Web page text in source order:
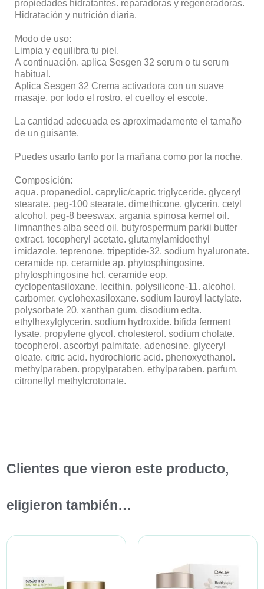
propiedades hidratantes. reparadoras y regeneradoras.
Hidratación y nutrición diaria.
Modo de uso:
Limpia y equilibra tu piel.
A continuación. aplica Sesgen 32 serum o tu serum
habitual.
Aplica Sesgen 32 Crema activadora con un suave
masaje. por todo el rostro. el cuelloy el escote.
La cantidad adecuada es aproximadamente el tamaño
de un guisante.
Puedes usarlo tanto por la mañana como por la noche.
Composición:
aqua. propanediol. caprylic/capric triglyceride. glyceryl
stearate. peg-100 stearate. dimethicone. glycerin. cetyl
alcohol. peg-8 beeswax. argania spinosa kernel oil.
limnanthes alba seed oil. butyrospermum parkii butter
extract. tocopheryl acetate. glutamylamidoethyl
imidazole. teprenone. tripeptide-32. sodium hyaluronate.
ceramide np. ceramide ap. phytosphingosine.
phytosphingosine hcl. ceramide eop.
cyclopentasiloxane. lecithin. polysilicone-11. alcohol.
carbomer. cyclohexasiloxane. sodium lauroyl lactylate.
polysorbate 20. xanthan gum. disodium edta.
ethylhexylglycerin. sodium hydroxide. bifida ferment
lysate. propylene glycol. cholesterol. sodium cholate.
tocopherol. ascorbyl palmitate. adenosine. glyceryl
oleate. citric acid. hydrochloric acid. phenoxyethanol.
methylparaben. propylparaben. ethylparaben. parfum.
citronellyl methylcrotonate.
Clientes que vieron este producto,
eligieron también…